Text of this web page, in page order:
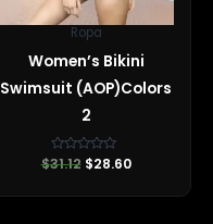
Ropa
Women’s Bikini
Swimsuit (AOP)Colors
2
Valorado
con
de
$31.12 $28.60